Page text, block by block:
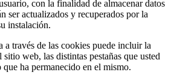
con la finalidad de almacenar datos
ser actualizados y recuperados por la
instalación.
a través de las cookies puede incluir la
web, las distintas pestañas que usted
ha permanecido en el mismo.